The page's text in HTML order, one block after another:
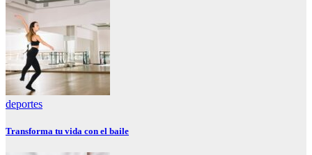
deportes
Transforma tu vida con el baile